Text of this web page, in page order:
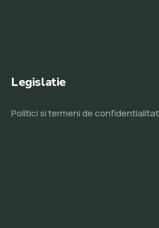
Legislatie
Politici si termeni de